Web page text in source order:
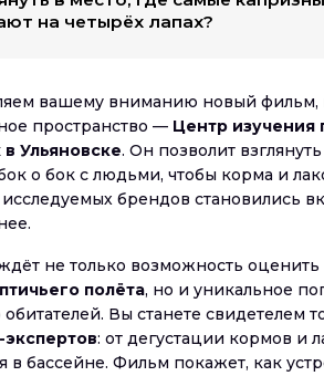
на четырёх лапах?
вашему вниманию новый
пространство — Центр изучения
Ульяновске. Он позволит
о бок с людьми, чтобы корма и
брендов становились
не только возможность
полёта, но и уникальное
Вы станете свидетелем
: от дегустации кормов и
в бассейне. Фильм покажет, как